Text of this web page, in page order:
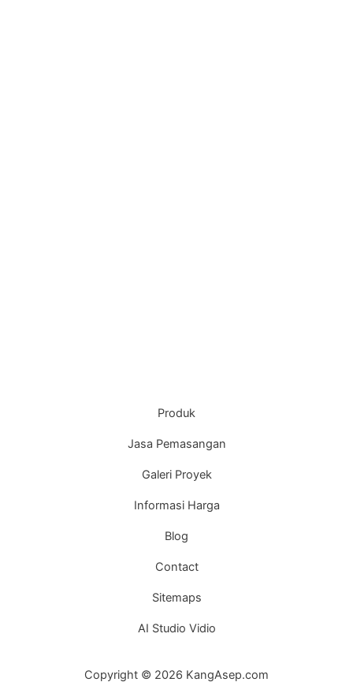
Produk
Jasa Pemasangan
Galeri Proyek
Informasi Harga
Blog
Contact
Sitemaps
AI Studio Vidio
Copyright © 2026 KangAsep.com